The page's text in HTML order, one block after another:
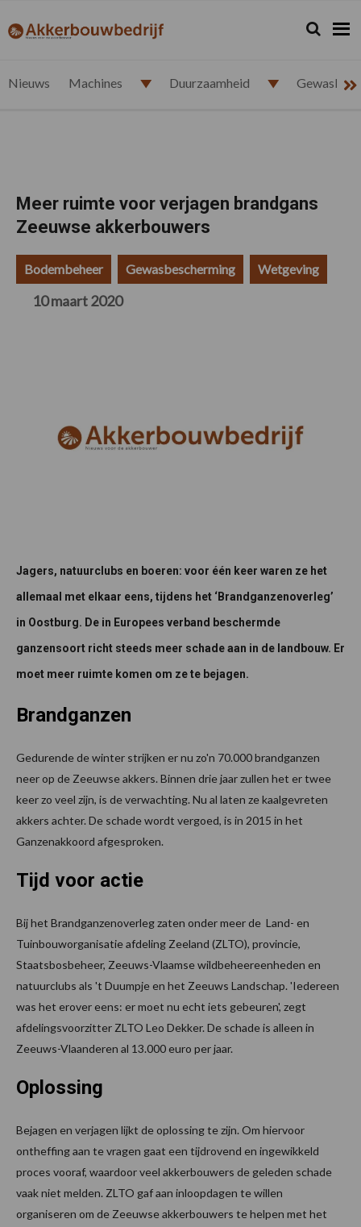
de
de
de
de
akkerbouwbedrijf.nl Zoeken...
Zoek
Nieuws Machines Duurzaamheid
Meer ruimte voor verjagen brandgans
Zeeuwse akkerbouwers
Bodembeheer Gewasbescherming Wetgeving
10 maart 2020
Jagers, natuurclubs en boeren: voor één keer waren ze het
allemaal met elkaar eens, tijdens het ‘Brandganzenoverleg’
in Oostburg. De in Europees verband beschermde
ganzensoort richt steeds meer schade aan in de landbouw. Er
moet meer ruimte komen om ze te bejagen.
Brandganzen
Gedurende de winter strijken er nu zo'n 70.000 brandganzen
neer op de Zeeuwse akkers. Binnen drie jaar zullen het er twee
keer zo veel zijn, is de verwachting. Nu al laten ze kaalgevreten
akkers achter. De schade wordt vergoed, is in 2015 in het
Ganzenakkoord afgesproken.
Tijd voor actie
Bij het Brandganzenoverleg zaten onder meer de Land- en
Tuinbouworganisatie afdeling Zeeland (ZLTO), provincie,
Staatsbosbeheer, Zeeuws-Vlaamse wildbeheereenheden en
natuurclubs als 't Duumpje en het Zeeuws Landschap. 'Iedereen
was het erover eens: er moet nu echt iets gebeuren', zegt
afdelingsvoorzitter ZLTO Leo Dekker. De schade is alleen in
Zeeuws-Vlaanderen al 13.000 euro per jaar.
Oplossing
Bejagen en verjagen lijkt de oplossing te zijn. Om hiervoor
ontheffing aan te vragen gaat een tijdrovend en ingewikkeld
proces vooraf, waardoor veel akkerbouwers de geleden schade
vaak niet melden. ZLTO gaf aan inloopdagen te willen
organiseren om de Zeeuwse akkerbouwers te helpen met het